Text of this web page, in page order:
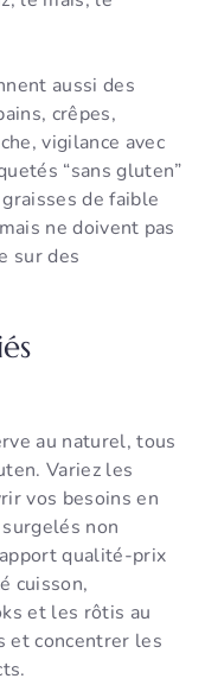
aussi des
crêpes,
vigilance avec
“sans gluten”
de faible
ne doivent pas
sur des
au naturel, tous
Variez les
vos besoins en
non
qualité-prix
cuisson,
et les rôtis au
et concentrer les